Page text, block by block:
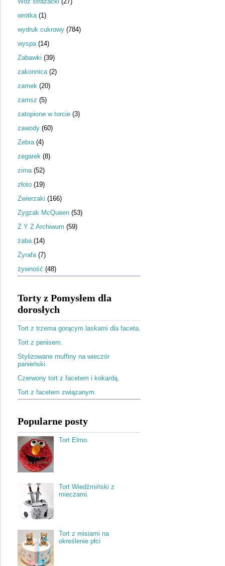
wrotka (1)
wydruk cukrowy (784)
wyspa (14)
Zabawki (39)
zakonnica (2)
zamek (20)
zamsz (5)
zatopione w torcie (3)
zawody (60)
Zebra (4)
zegarek (8)
zima (52)
złoto (19)
Zwierzaki (166)
Zygzak McQueen (53)
Ż Y Z Archiwum (59)
żaba (14)
Żyrafa (7)
żywność (48)
Torty z Pomysłem dla
dorosłych
Tort z trzema gorącym laskami dla faceta.
Tort z penisem.
Stylizowane muffiny na wieczór
panieński.
Czerwony tort z facetem i kokardą.
Tort z facetem związanym.
Popularne posty
Tort Elmo.
Tort Wiedźmiński z
mieczami.
Tort z misiami na
określenie płci